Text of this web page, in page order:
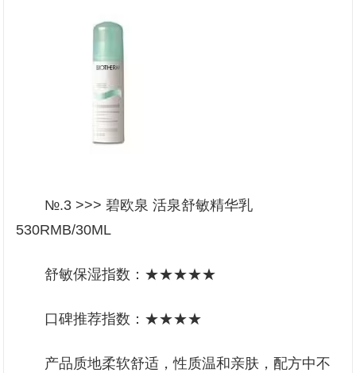
№.3 >>> 碧欧泉 活泉舒敏精华乳
530RMB/30ML
舒敏保湿指数：★★★★★
口碑推荐指数：★★★★
产品质地柔软舒适，性质温和亲肤，配方中不